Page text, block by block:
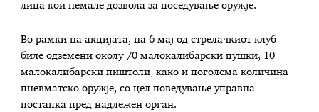
лица кои немале дозвола за поседување оружје.
Во рамки на акцијата, на 6 мај од стрелачкиот клуб
биле одземени околу 70 малокалибарски пушки, 10
малокалибарски пиштоли, како и поголема количина
пневматско оружје, со цел поведување управна
постапка пред надлежен орган.